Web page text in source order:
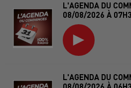
L'AGENDA DU
08/08/2026 À
L'AGENDA DU